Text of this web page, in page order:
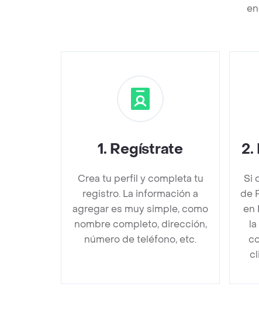
1. Regístrate
Crea tu perfil y completa tu
registro. La información a
agregar es muy simple, como
nombre completo, dirección,
número de teléfono, etc.
2.
Si
de
en